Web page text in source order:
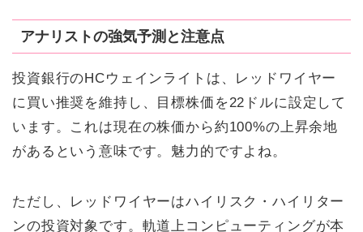
アナリストの強気予測と注意点
投資銀行のHCウェインライトは、レッドワイヤー
に買い推奨を維持し、目標株価を22ドルに設定して
います。これは現在の株価から約100%の上昇余地
があるという意味です。魅力的ですよね。
ただし、レッドワイヤーはハイリスク・ハイリター
ンの投資対象です。軌道上コンピューティングが本